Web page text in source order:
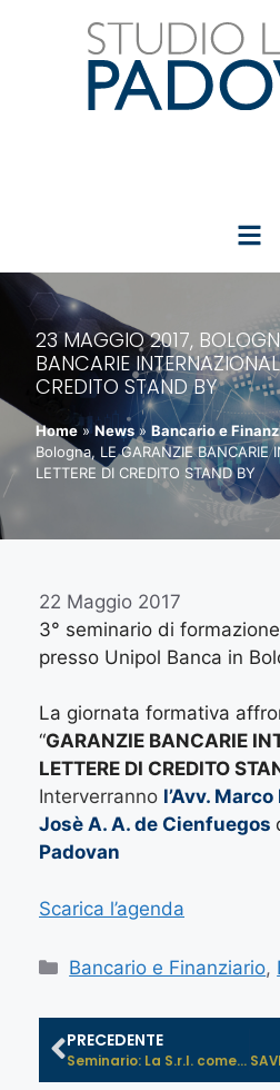
23 MAGGIO 2017,
BANCARIE
CREDITO STAND BY
Home » News » Bancario e
Bologna, LE GARANZIE BANCARIE
LETTERE DI CREDITO STAND BY
22 Maggio 2017
3° seminario di
presso Unipol Banca in
La giornata formativa
“GARANZIE BANCARIE
LETTERE DI CREDITO
Interverranno l’Avv. Marco
Josè A. A. de Cienfuegos
Padovan
Scarica l’agenda
Bancario e Finanziario,
PRECEDENTE
Seminario: La S.r.l. come modello d...